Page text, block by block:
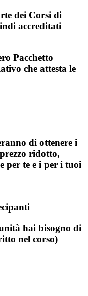
dei Corsi di
accreditati
Pacchetto
che attesta le
di ottenere i
ridotto,
per te e i per i tuoi
hai bisogno di
nel corso)